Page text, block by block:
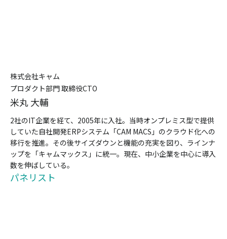
株式会社キャム
プロダクト部⾨ 取締役CTO
⽶丸 ⼤輔
2社のIT企業を経て、2005年に⼊社。当時オンプレミス型で提供
していた⾃社開発ERPシステム「CAM MACS」のクラウド化への
移⾏を推進。その後サイズダウンと機能の充実を図り、ラインナ
ップを「キャムマックス」に統⼀。現在、中⼩企業を中⼼に導⼊
数を伸ばしている。
パネリスト